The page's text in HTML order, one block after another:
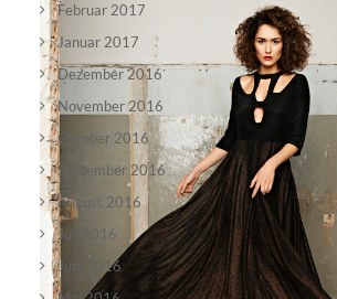
Februar 2017
Januar 2017
Dezember 2016
November 2016
Oktober 2016
September 2016
August 2016
Juli 2016
Juni 2016